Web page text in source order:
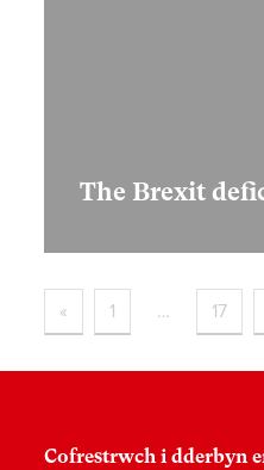
The Brexit
« 1 … 17
Cofrestrwch i dderbyn